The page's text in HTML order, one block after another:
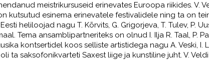
meistrikursuseid erinevates Euroopa riikides.
kutsutud esinema erinevatele festivalidele ning ta on
heliloojad nagu T. Kõrvits, G. Grigorjeva, T. Tulev,
Tema ansamblipartneriteks on olnud I. Ilja R. Taal, P.
kontsertidel koos selliste artistidega nagu A. Veski,
ta saksofonikvarteti Saxest liige ja kunstiline juht. V.